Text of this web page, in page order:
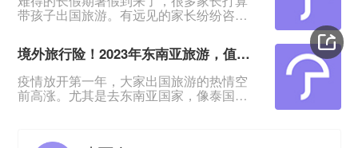
&nbsp;京东安联申根之王境外旅行保障计
划，专为欧洲出行的人群设计。产品保障
疗送返都包含，航班延误、证
带孩子出国旅游。有远见的家长纷纷咨询
熟，甚至语言不通，有很多未知的风险。
提前备好境外旅游险是很重要的。&nbsp;
有欧洲出行计划的朋友，优先推荐这款，
京东安联申根之王境外旅行保障计划：涵
盖欧洲29个申根国家，可助力过签；既包
境外旅行险！2023年东南亚旅游，值得备一份安行万里境外旅行险
疫情放开第一年，大家出国旅游的热情空
前高涨。尤其是去东南亚国家，像泰国、
多国人。不过，出境旅游前，要做好各种